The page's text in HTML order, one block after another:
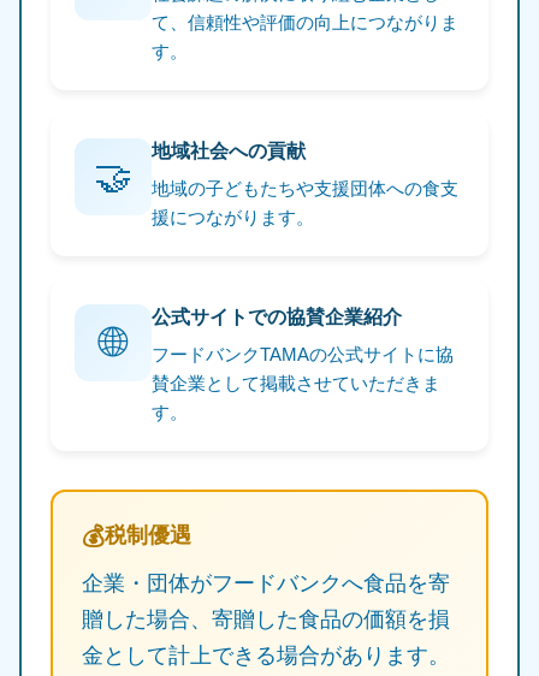
て、信頼性や評価の向上につながりま
す。
🤝
地域社会への貢献
地域の子どもたちや支援団体への食支
援につながります。
🌐
公式サイトでの協賛企業紹介
フードバンクTAMAの公式サイトに協
賛企業として掲載させていただきま
す。
税制優遇
企業・団体がフードバンクへ食品を寄
贈した場合、寄贈した食品の価額を損
金として計上できる場合があります。